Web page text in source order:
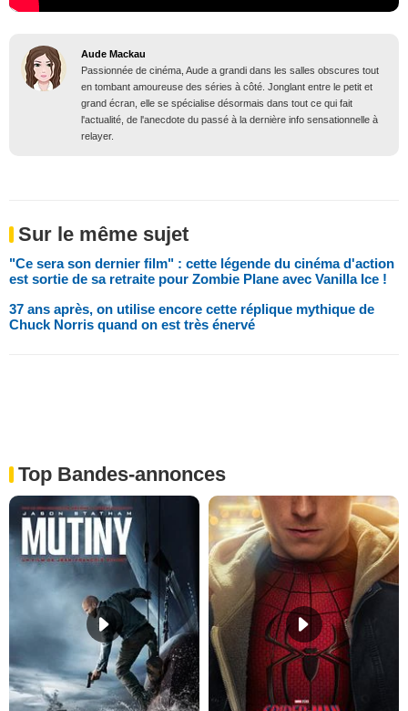
Aude Mackau
Passionnée de cinéma, Aude a grandi dans les salles obscures tout
en tombant amoureuse des séries à côté. Jonglant entre le petit et
grand écran, elle se spécialise désormais dans tout ce qui fait
l'actualité, de l'anecdote du passé à la dernière info sensationnelle à
relayer.
Sur le même sujet
"Ce sera son dernier film" : cette légende du cinéma d'action
est sortie de sa retraite pour Zombie Plane avec Vanilla Ice !
37 ans après, on utilise encore cette réplique mythique de
Chuck Norris quand on est très énervé
Top Bandes-annonces